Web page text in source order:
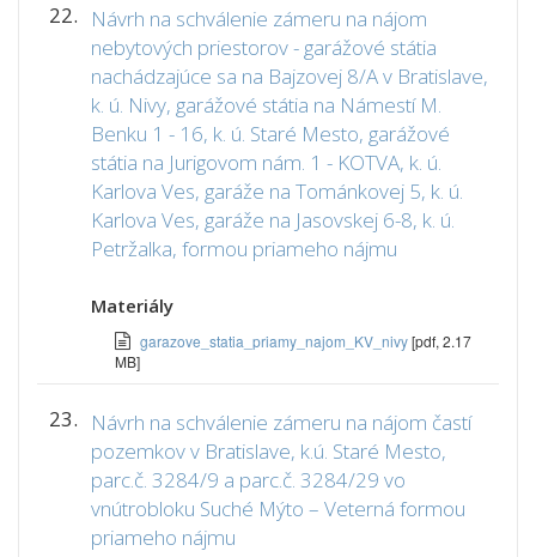
22.
Návrh na schválenie zámeru na nájom
nebytových priestorov - garážové státia
nachádzajúce sa na Bajzovej 8/A v Bratislave,
k. ú. Nivy, garážové státia na Námestí M.
Benku 1 - 16, k. ú. Staré Mesto, garážové
státia na Jurigovom nám. 1 - KOTVA, k. ú.
Karlova Ves, garáže na Tománkovej 5, k. ú.
Karlova Ves, garáže na Jasovskej 6-8, k. ú.
Petržalka, formou priameho nájmu
Materiály
garazove_statia_priamy_najom_KV_nivy[pdf, 2.17
MB]
23.
Návrh na schválenie zámeru na nájom častí
pozemkov v Bratislave, k.ú. Staré Mesto,
parc.č. 3284/9 a parc.č. 3284/29 vo
vnútrobloku Suché Mýto – Veterná formou
priameho nájmu